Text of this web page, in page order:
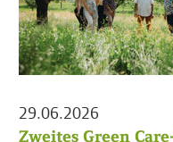
29.06.2026
Zweites Green